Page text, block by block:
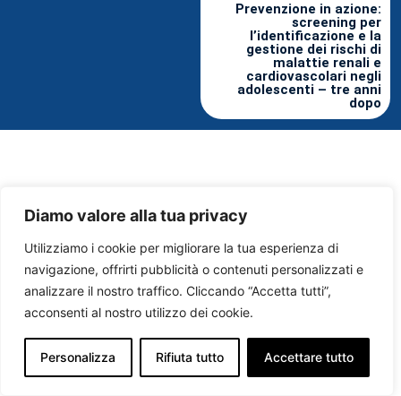
Diamo valore alla tua privacy
Utilizziamo i cookie per migliorare la tua esperienza di
navigazione, offrirti pubblicità o contenuti personalizzati e
analizzare il nostro traffico. Cliccando “Accetta tutti”,
acconsenti al nostro utilizzo dei cookie.
Personalizza Rifiuta tutto Accettare tutto
Prevenzione in azione:
screening per
l’identificazione e la
gestione dei rischi di
malattie renali e
cardiovascolari negli
adolescenti – tre anni
dopo